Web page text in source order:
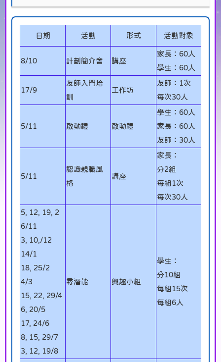
日期 活動 形式 活動對象
8/10 計劃簡介會 講座
家長：60人
學生：60人
17/9
友師入門培
訓
工作坊
友師：1次
每次30人
5/11 啟動禮 啟動禮
學生：60人
家長：60人
友師：30人
5/11
認識親職風
格
講座
家長：
分2組
每組1次
每次30人
5, 12, 19, 2
6/11
3, 10,/12
14/1
18, 25/2
4/3
15, 22, 29/4
6, 20/5
17, 24/6
8, 15, 29/7
3, 12, 19/8
尋潛能 興趣小組
學生：
分10組
每組15次
每組6人